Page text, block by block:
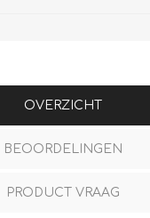
OVERZICHT
BEOORDELINGEN
PRODUCT VRAAG